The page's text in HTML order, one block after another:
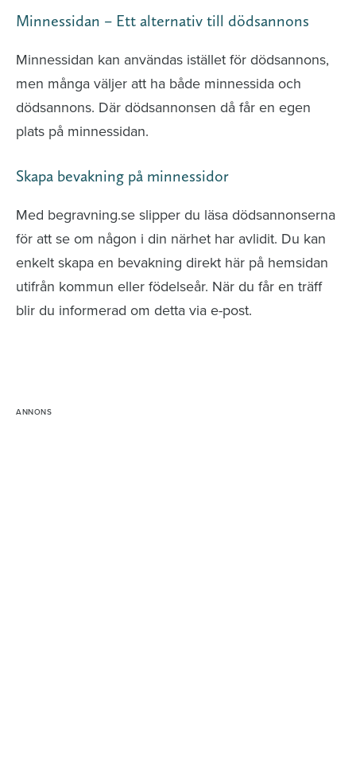
Minnessidan – Ett alternativ till dödsannons
Minnessidan kan användas istället för dödsannons,
men många väljer att ha både minnessida och
dödsannons. Där dödsannonsen då får en egen
plats på minnessidan.
Skapa bevakning på minnessidor
Med begravning.se slipper du läsa dödsannonserna
för att se om någon i din närhet har avlidit. Du kan
enkelt skapa en bevakning direkt här på hemsidan
utifrån kommun eller födelseår. När du får en träff
blir du informerad om detta via e-post.